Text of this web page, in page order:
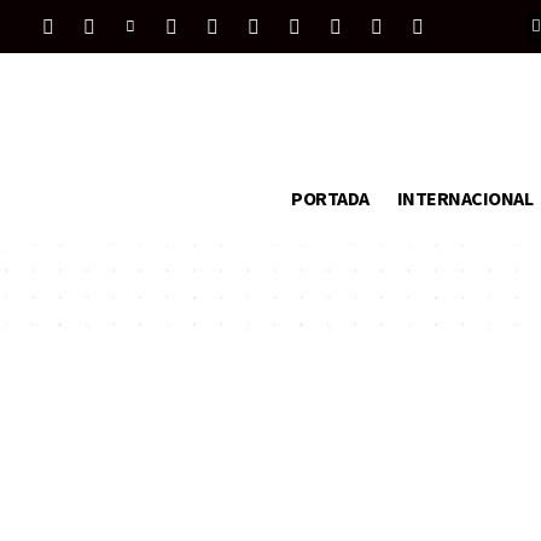
PORTADA INTERNACIONAL